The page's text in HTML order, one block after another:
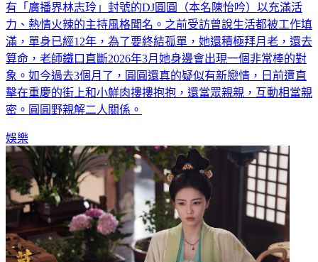
有「廣播界林志玲」封號的DJ圓圓（本名陳怡吟）以充滿活
力、熱情火辣的主持風格聞名。之前受訪曾說生活都被工作填
滿，單身已經12年，為了要終結孤單，她還積極拜月老，還去
算命，老師鐵口直斷2026年3月她身邊會出現一個非常棒的對
象。如今過去3個月了，圓圓還真的疑似有新戀情，日前遭直
擊在重慶的街上和小鮮肉摟摟抱抱，還當眾親親，互動相當親
密。圓圓野親解二人關係。
娛樂